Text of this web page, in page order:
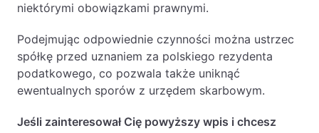
niektórymi obowiązkami prawnymi.
Podejmując odpowiednie czynności można ustrzec
spółkę przed uznaniem za polskiego rezydenta
podatkowego, co pozwala także uniknąć
ewentualnych sporów z urzędem skarbowym.
Jeśli zainteresował Cię powyższy wpis i chcesz